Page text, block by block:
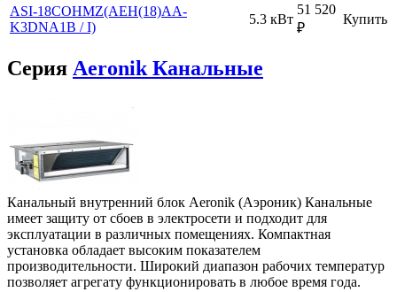
ASI-18COHMZ(AEH(18)AA-
K3DNA1B / I)
5.3 кВт
51 520
₽
Купить
Серия Aeronik Канальные
Канальный внутренний блок Aeronik (Аэроник) Канальные
имеет защиту от сбоев в электросети и подходит для
эксплуатации в различных помещениях. Компактная
установка обладает высоким показателем
производительности. Широкий диапазон рабочих температур
позволяет агрегату функционировать в любое время года.